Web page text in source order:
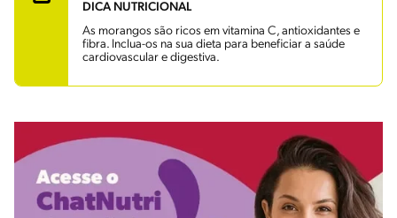
DICA NUTRICIONAL
As morangos são ricos em vitamina C, antioxidantes e
fibra. Inclua-os na sua dieta para beneficiar a saúde
cardiovascular e digestiva.